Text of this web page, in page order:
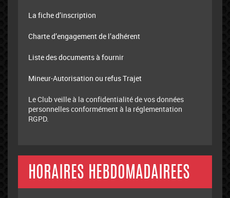
La fiche d’inscription
Charte d’engagement de l’adhérent
Liste des documents à fournir
Mineur-Autorisation ou refus Trajet
Le Club veille à la confidentialité de vos données
personnelles conformément à la réglementation
RGPD.
HORAIRES HEBDOMADAIREES